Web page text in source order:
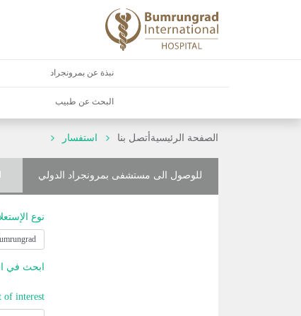
نبذة عن بمرونجراد
البحث عن طبيب
الصفحة الرئيسية أتصل بنا استفسار
للوصول الى مستشفى بمرونجراد الدولي
نوع
ابحث في
of interest